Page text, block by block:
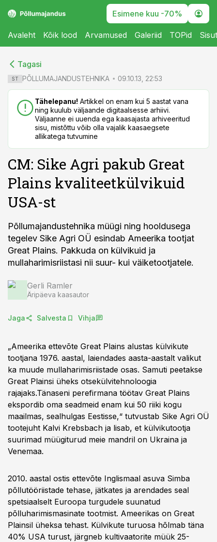
Esimene kuu -70%
Avaleht Kõik lood Arvamused Galeriid TOPid
Tagasi
ST PÕLLUMAJANDUSTEHNIKA 09.10.13, 22:53
Tähelepanu! Artikkel on enam kui 5 aastat vana
ning kuulub väljaande digitaalsesse arhiivi.
Väljaanne ei uuenda ega kaasajasta arhiveeritud
sisu, mistõttu võib olla vajalik kaasaegsete
allikatega tutvumine
CM: Sike Agri pakub Great
Plains kvaliteetkülvikuid
USA-st
Põllumajandustehnika müügi ning hooldusega
tegelev Sike Agri OÜ esindab Ameerika tootjat
Great Plains. Pakkuda on külvikuid ja
mullaharimisriistasi nii suur- kui väiketootjatele.
Gerli Ramler
Äripäeva kaasautor
Jaga Salvesta Vihja
„Ameerika ettevõte Great Plains alustas külvikute
tootjana 1976. aastal, laiendades aasta-aastalt valikut
ka muude mullaharimisriistade osas. Samuti peetakse
Great Plainsi üheks otsekülvitehnoloogia
rajajaks.Tänaseni perefirmana töötav Great Plains
ekspordib oma seadmeid enam kui 50 riiki kogu
maailmas, sealhulgas Eestisse,“ tutvustab Sike Agri OÜ
tootejuht Kalvi Krebsbach ja lisab, et külvikutootja
suurimad müügiturud meie mandril on Ukraina ja
Venemaa.
2010. aastal ostis ettevõte Inglismaal asuva Simba
põllutööriistade tehase, jätkates ja arendades seal
spetsiaalselt Euroopa turgudele suunatud
põlluharimismasinate tootmist. Ameerikas on Great
Plainsil üheksa tehast. Külvikute turuosa hõlmab täna
40% USA turust, järgneb kultivaatorite müük 25-